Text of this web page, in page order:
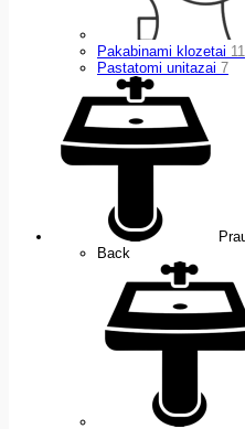
Pakabinami klozetai 11
Pastatomi unitazai 7
Back